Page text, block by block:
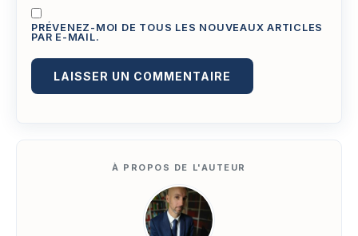
PRÉVENEZ-MOI DE TOUS LES NOUVEAUX ARTICLES
PAR E-MAIL.